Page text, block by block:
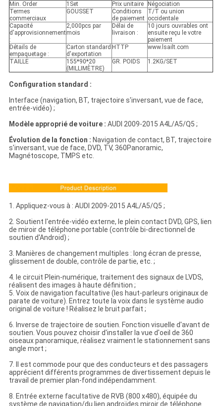
Min. Order 1Set Prix unitaire
Négociation
Termes
commerciaux
GOUSSET
Conditions
de paiement
T/T ou union
occidentale
Capacité
d'approvisionnement
:
2,000pcs par
mois
Délai de
livraison :
10 jours ouvrables ont
ensuite reçu le votre
paiement
Détails de
empaquetage :
Carton standard
d'exportation
HTTP www.lsailt.com
TAILLE
155*90*20
(MILLIMÈTRE)
GR. POIDS 1.2KG/SET
Configuration standard :
Interface (navigation, BT, trajectoire s'inversant, vue de face,
entrée-vidéo) ;
Modèle approprié de voiture : AUDI 2009-2015 A4L/A5/Q5 ;
Évolution de la fonction : Navigation de contact, BT, trajectoire
s'inversant, vue de face, DVD, TV, 360Panoramic,
Magnétoscope, TMPS etc.
1. Appliquez-vous à : AUDI 2009-2015 A4L/A5/Q5 ;
2. Soutient l'entrée-vidéo externe, le plein contact DVD, GPS, lien
de miroir de téléphone portable (contrôle bi-directionnel de
soutien d'Android) ;
3. Manières de changement multiples : long écran de presse,
glissement de double, contrôle de partie, etc. ;
4. le circuit Plein-numérique, traitement des signaux de LVDS,
réalisent des images à haute définition ;
5. Voix de navigation facultative (les haut-parleurs originaux de
parate de voiture). Entrez toute la voix dans le système audio
original de voiture ! Réalisez le bruit parfait ;
6. Inverse de trajectoire de soutien. Fonction visuelle d'avant de
soutien. Vous pouvez choisir d'installer la vue d'oeil de 360
oiseaux panoramique, réalisez vraiment le stationnement sans
angle mort ;
7. Il est commode pour que des conducteurs et des passagers
apprécient différents programmes de divertissement depuis le
travail de premier plan-fond indépendamment.
8. Entrée externe facultative de RVB (800 x480), équipée du
système de navigation/du lien androïdes miroir de téléphone